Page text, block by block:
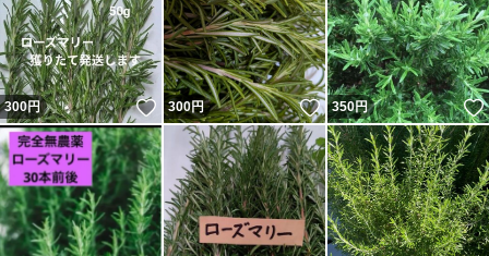
300円 いいね！
300円 いいね！
350円